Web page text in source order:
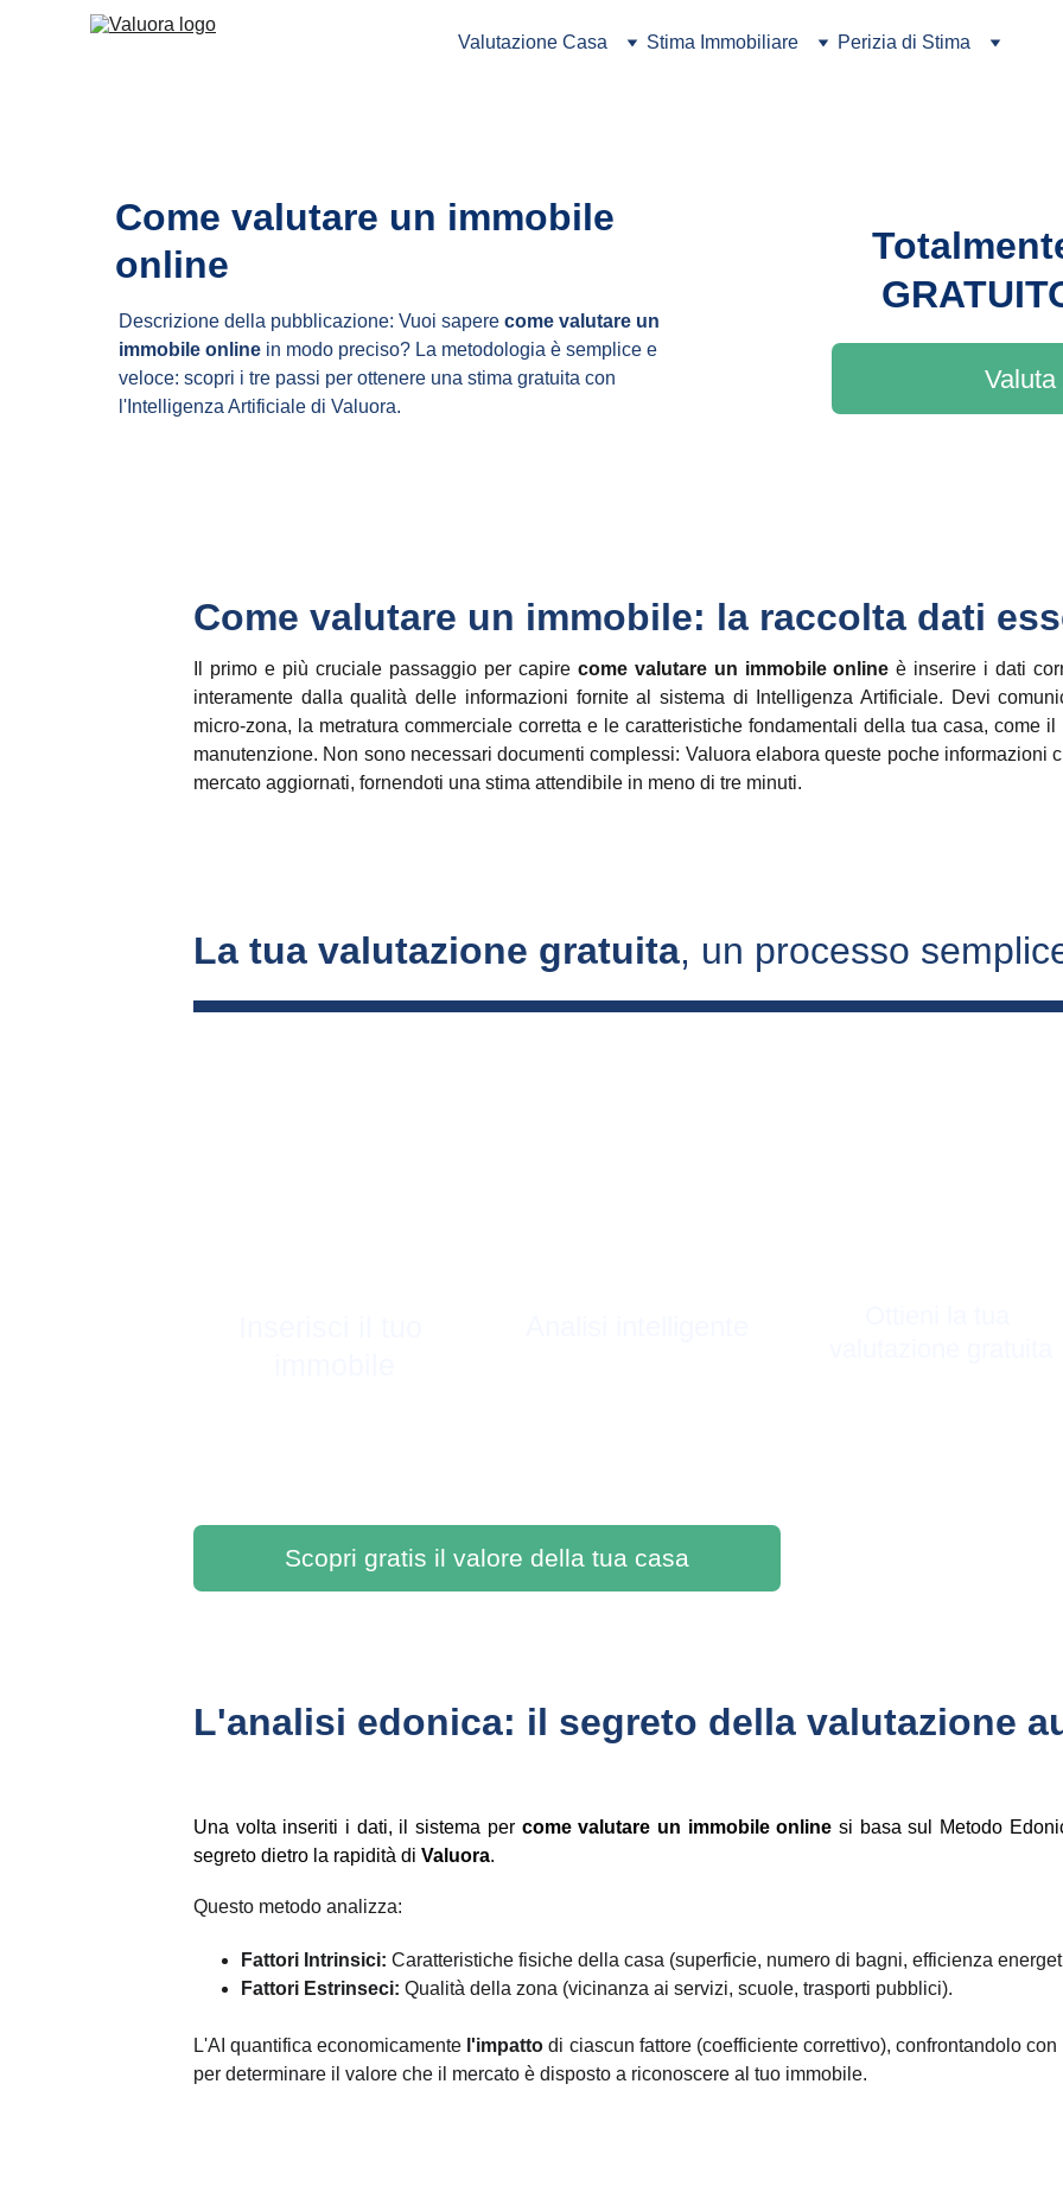
Valutazione Casa Stima Immobiliare Perizia di Stima
Descrizione della pubblicazione: Vuoi sapere come valutare un
immobile online in modo preciso? La metodologia è semplice e
veloce: scopri i tre passi per ottenere una stima gratuita con
l'Intelligenza Artificiale di Valuora.
Come valutare un immobile
online
Come valutare un immobile: la raccolta dati
Il primo e più cruciale passaggio per capire come valutare un immobile online è inserire i dati
interamente dalla qualità delle informazioni fornite al sistema di Intelligenza Artificiale. Devi
micro-zona, la metratura commerciale corretta e le caratteristiche fondamentali della tua casa, come
manutenzione. Non sono necessari documenti complessi: Valuora elabora queste poche informazioni
mercato aggiornati, fornendoti una stima attendibile in meno di tre minuti.
Scopri gratis il valore della tua casa
La tua valutazione gratuita, un processo
L'analisi edonica: il segreto della valutazione
Una volta inseriti i dati, il sistema per come valutare un immobile online si basa sul Metodo
segreto dietro la rapidità di Valuora.
Questo metodo analizza:
Fattori Intrinsici: Caratteristiche fisiche della casa (superficie, numero di bagni, efficienza
Fattori Estrinseci: Qualità della zona (vicinanza ai servizi, scuole, trasporti pubblici).
L'AI quantifica economicamente l'impatto di ciascun fattore (coefficiente correttivo), confrontandolo
per determinare il valore che il mercato è disposto a riconoscere al tuo immobile.